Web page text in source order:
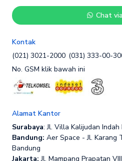
Chat
Kontak
(021) 3021-2000 (031) 333-00-
No. GSM klik bawah ini
Alamat Kantor
Surabaya: Jl. Villa Kalijudan
Bandung: Aer Space - Jl. Karang
Bandung
Jakarta: Jl. Mampang Prapatan